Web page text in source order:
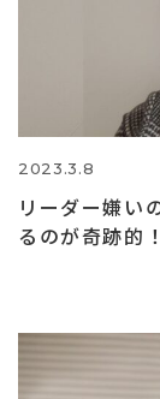
2023.3.8
リーダー嫌い
るのが奇跡的！